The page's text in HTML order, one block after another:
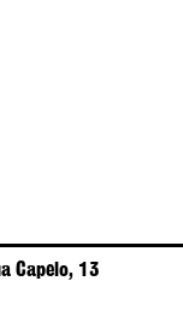
Capelo, 13